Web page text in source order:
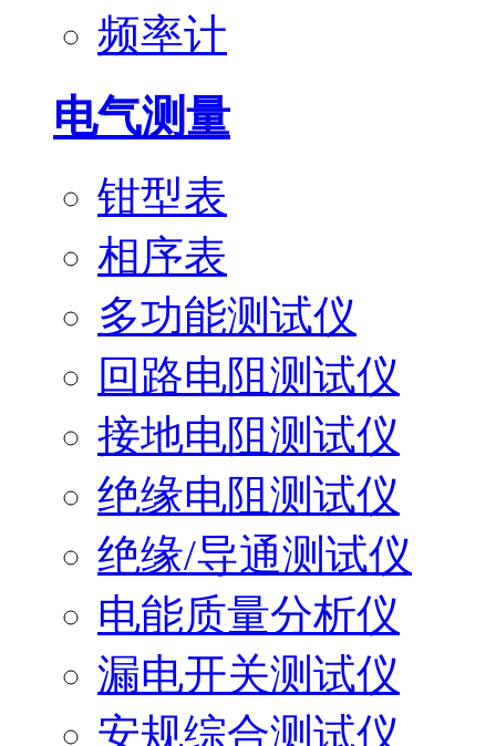
频率计
电气测量
钳型表
相序表
多功能测试仪
回路电阻测试仪
接地电阻测试仪
绝缘电阻测试仪
绝缘/导通测试仪
电能质量分析仪
漏电开关测试仪
安规综合测试仪